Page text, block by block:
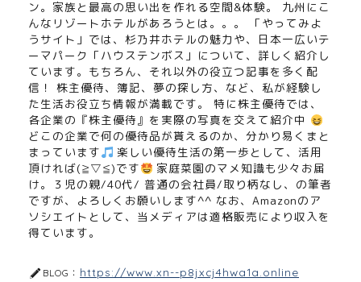
ン。家族と最高の思い出を作れる空間&体験。 九州にこ
んなリゾートホテルがあろうとは。。。 「やってみよ
うサイト」では、杉乃井ホテルの魅力や、日本一広いテ
ーマパーク「ハウステンボス」について、詳しく紹介し
ています。もちろん、それ以外の役立つ記事を多く配
信！ 株主優待、簿記、夢の探し方、など、私が経験し
た生活お役立ち情報が満載です。 特に株主優待では、
各企業の『株主優待』を実際の写真を交えて紹介中
どこの企業で何の優待品が貰えるのか、分かり易くまと
まっています
楽しい優待生活の第一歩として、活用
頂ければ(≧▽≦)です
家庭菜園のマメ知識も少々お届
け。３児の親/40代/ 普通の会社員/取り柄なし、の筆者
ですが、よろしくお願いします^^ なお、Amazonのア
ソシエイトとして、当メディアは適格販売により収入を
得ています。
BLOG： https://www.xn--p8jxcj4hwa1a.online